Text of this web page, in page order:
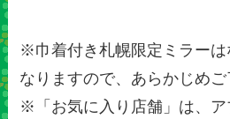
※巾着付き札幌限定ミラーは
なりますので、あらかじめご
※「お気に入り店舗」は、ア